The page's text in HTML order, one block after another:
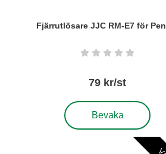
Fjärrutlösare JJC RM-E7 för
Betyg: 0 stjärnor
79 kr/st
Bevaka
, Fjärrutlösare JJC RM-
Markera minneskort